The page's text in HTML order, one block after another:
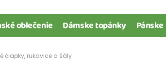
oblečenie Dámske topánky
čiapky, rukavice a šály